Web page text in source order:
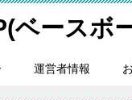
ベースボ
運営者情報